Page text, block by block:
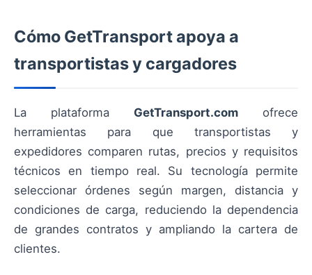
Cómo GetTransport apoya a
transportistas y cargadores
La plataforma GetTransport.com ofrece
herramientas para que transportistas y
expedidores comparen rutas, precios y requisitos
técnicos en tiempo real. Su tecnología permite
seleccionar órdenes según margen, distancia y
condiciones de carga, reduciendo la dependencia
de grandes contratos y ampliando la cartera de
clientes.